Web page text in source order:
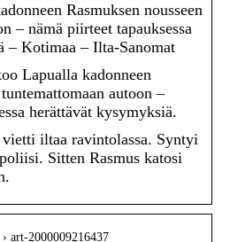
Rasmuksen nousseen
– nämä piirteet tapauksessa
– Kotimaa – Ilta-Sanomat
Lapualla kadonneen
autoon –
herättävät kysymyksiä.
iltaa ravintolassa. Syntyi
Sitten Rasmus katosi
art-2000009216437